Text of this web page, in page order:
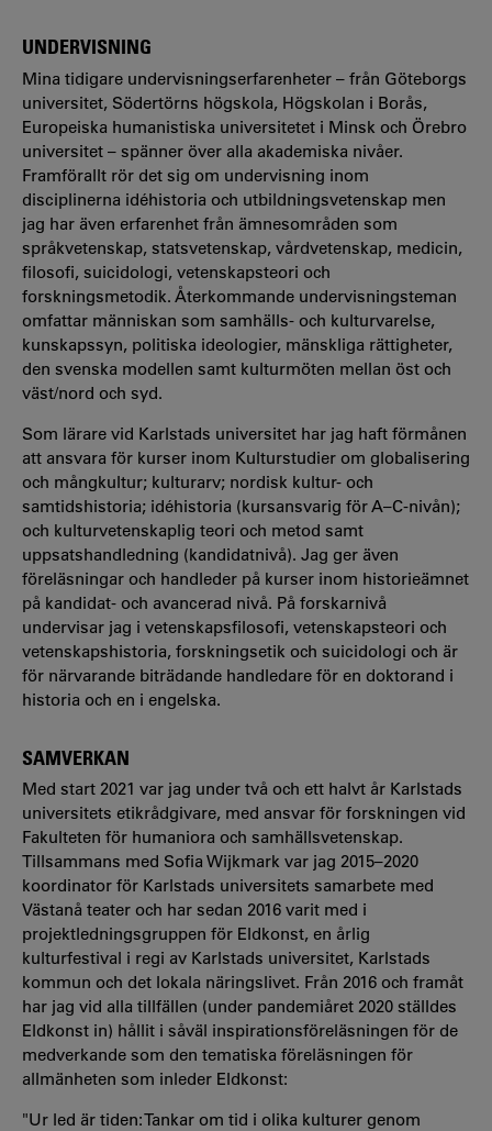
UNDERVISNING
Mina tidigare undervisningserfarenheter – från Göteborgs
universitet, Södertörns högskola, Högskolan i Borås,
Europeiska humanistiska universitetet i Minsk och Örebro
universitet – spänner över alla akademiska nivåer.
Framförallt rör det sig om undervisning inom
disciplinerna idéhistoria och utbildningsvetenskap men
jag har även erfarenhet från ämnesområden som
språkvetenskap, statsvetenskap, vårdvetenskap, medicin,
filosofi, suicidologi, vetenskapsteori och
forskningsmetodik. Återkommande undervisningsteman
omfattar människan som samhälls- och kulturvarelse,
kunskapssyn, politiska ideologier, mänskliga rättigheter,
den svenska modellen samt kulturmöten mellan öst och
väst/nord och syd.
Som lärare vid Karlstads universitet har jag haft förmånen
att ansvara för kurser inom Kulturstudier om globalisering
och mångkultur; kulturarv; nordisk kultur- och
samtidshistoria; idéhistoria (kursansvarig för A–C-nivån);
och kulturvetenskaplig teori och metod samt
uppsatshandledning (kandidatnivå). Jag ger även
föreläsningar och handleder på kurser inom historieämnet
på kandidat- och avancerad nivå. På forskarnivå
undervisar jag i vetenskapsfilosofi, vetenskapsteori och
vetenskapshistoria, forskningsetik och suicidologi och är
för närvarande biträdande handledare för en doktorand i
historia och en i engelska.
SAMVERKAN
Med start 2021 var jag under två och ett halvt år Karlstads
universitets etikrådgivare, med ansvar för forskningen vid
Fakulteten för humaniora och samhällsvetenskap.
Tillsammans med Sofia Wijkmark var jag 2015–2020
koordinator för Karlstads universitets samarbete med
Västanå teater och har sedan 2016 varit med i
projektledningsgruppen för Eldkonst, en årlig
kulturfestival i regi av Karlstads universitet, Karlstads
kommun och det lokala näringslivet. Från 2016 och framåt
har jag vid alla tillfällen (under pandemiåret 2020 ställdes
Eldkonst in) hållit i såväl inspirationsföreläsningen för de
medverkande som den tematiska föreläsningen för
allmänheten som inleder Eldkonst:
"Ur led är tiden: Tankar om tid i olika kulturer genom